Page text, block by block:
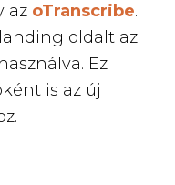
az oTranscribe.
oldalt az
Ez
is az új